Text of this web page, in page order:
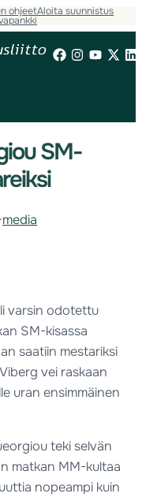
ohjeetAloita suunnistus
SM-
·media
varsin odotettu
SM-kisassa
saatiin mestariksi
vei raskaan
uran ensimmäinen
teki selvän
matkan MM-kultaa
nopeampi kuin